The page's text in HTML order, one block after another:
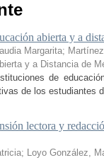
abierta y a
Margarita;
y a Distancia de
de
de los estudiantes
lectora y
; Loyo González,